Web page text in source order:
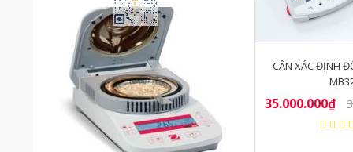
CÂN XÁC ĐỊNH ĐỘ ẨM OHAUS
MB32
35.000.000₫ 35.500.000₫
MÁY ĐO ĐỘ ẨM
PM-790
Liên